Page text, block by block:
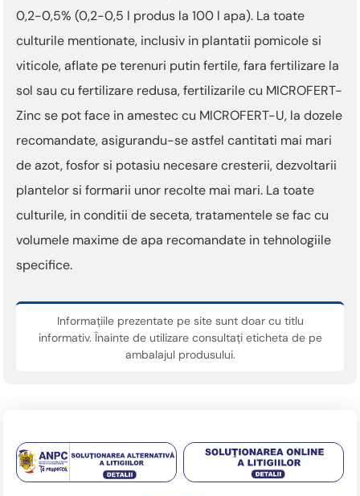
0,2-0,5% (0,2-0,5 l produs la 100 l apa). La toate
culturile mentionate, inclusiv in plantatii pomicole si
viticole, aflate pe terenuri putin fertile, fara fertilizare la
sol sau cu fertilizare redusa, fertilizarile cu MICROFERT-
Zinc se pot face in amestec cu MICROFERT-U, la dozele
recomandate, asigurandu-se astfel cantitati mai mari
de azot, fosfor si potasiu necesare cresterii, dezvoltarii
plantelor si formarii unor recolte mai mari. La toate
culturile, in conditii de seceta, tratamentele se fac cu
volumele maxime de apa recomandate in tehnologiile
specifice.
Informațiile prezentate pe site sunt doar cu titlu
informativ. Înainte de utilizare consultați eticheta de pe
ambalajul produsului.